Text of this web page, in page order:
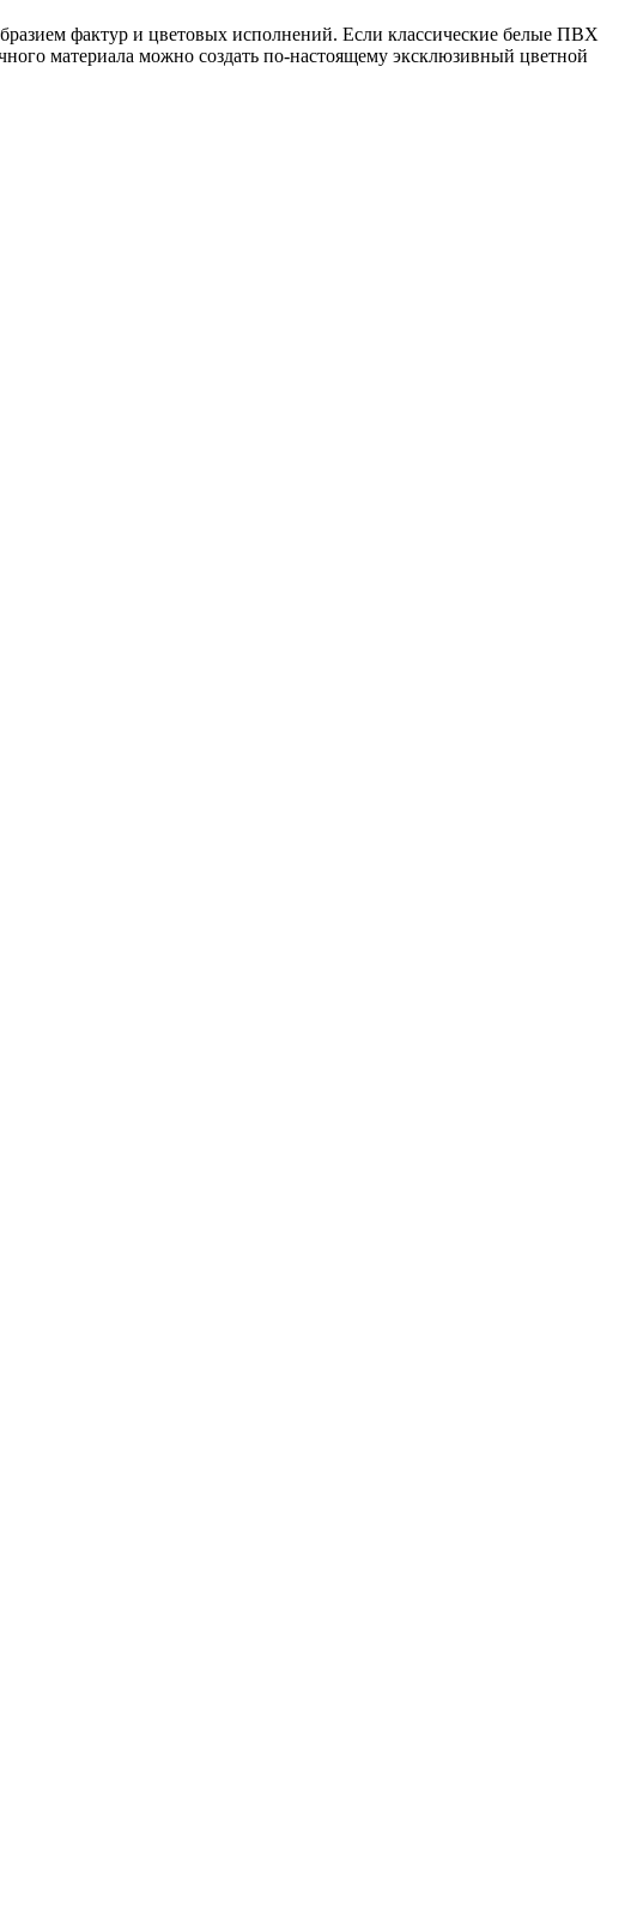
фактур и цветовых исполнений. Если классические белые ПВХ
материала можно создать по-настоящему эксклюзивный цветной